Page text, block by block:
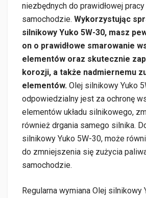
niezbędnych do prawidłowej
samochodzie. Wykorzystując
silnikowy Yuko 5W-30, masz
on o prawidłowe smarowanie
elementów oraz skutecznie
korozji, a także nadmiernemu
elementów. Olej silnikowy Yuko
odpowiedzialny jest za ochronę
elementów układu silnikowego,
również drgania samego silnika.
silnikowy Yuko 5W-30, może
do zmniejszenia się zużycia
samochodzie.
Regularna wymiana Olej silnikowy